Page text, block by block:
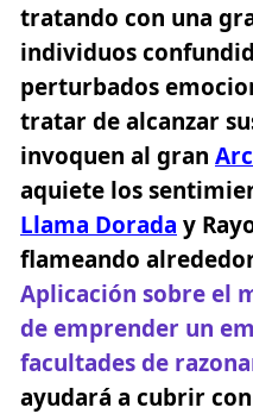
tratando con una
individuos
perturbados
tratar de alcanzar
invoquen al gran
aquiete los
Llama Dorada y
flameando
Aplicación sobre el
de emprender un
facultades de
ayudará a cubrir